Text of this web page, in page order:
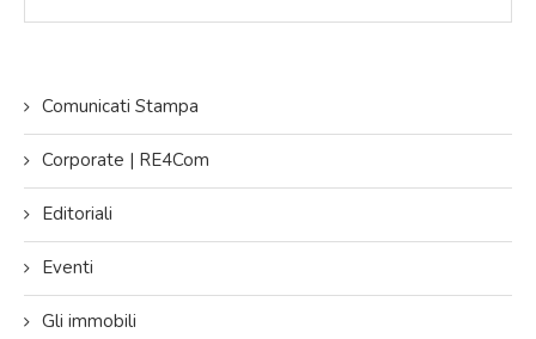
Comunicati Stampa
Corporate | RE4Com
Editoriali
Eventi
Gli immobili